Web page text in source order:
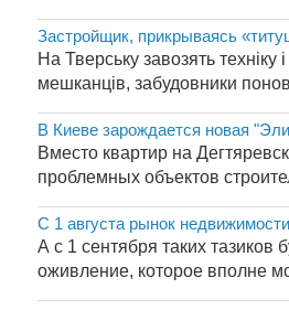
Застройщик, прикрываясь
На Тверську завозять
мешканців, забудовники
В Киеве зарождается новая
Вместо квартир на
проблемных объектов
С 1 августа рынок
А с 1 сентября таких
оживление, которое вполне